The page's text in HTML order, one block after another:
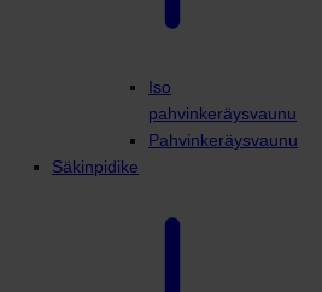
Iso
pahvinkeräysvaunu
Pahvinkeräysvaunu
Säkinpidike